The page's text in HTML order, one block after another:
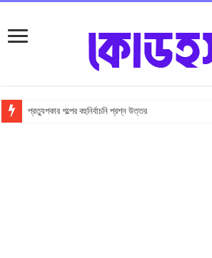
প্রত্যুপকার গল্পের বহুনির্বাচনি প্রশ্ন উত্তর